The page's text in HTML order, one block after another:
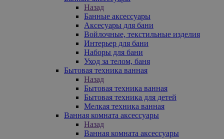
Назад
Банные аксессуары
Аксесуары для бани
Войлочные, текстильные изделия
Интерьер для бани
Наборы для бани
Уход за телом, баня
Бытовая техника ванная
Назад
Бытовая техника ванная
Бытовая техника для детей
Мелкая техника ванная
Ванная комната аксессуары
Назад
Ванная комната аксессуары